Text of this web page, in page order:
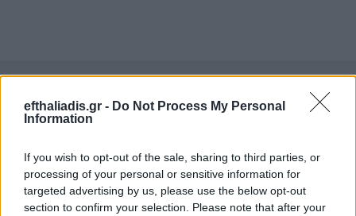
efthaliadis.gr - Do Not Process My Personal
Information
If you wish to opt-out of the sale, sharing to third parties, or
processing of your personal or sensitive information for
targeted advertising by us, please use the below opt-out
section to confirm your selection. Please note that after your
Επιλογές Που Ταιριάζουν
Ανακαλύψτε τα κοσμήματα που αγαπήθηκαν περισσότερο!
Εδώ θα βρείτε τις κορυφαίες επιλογές που ξεχωρίζουν για
το μοναδικό τους στυλ και την εξαιρετική τους ποιότητα.